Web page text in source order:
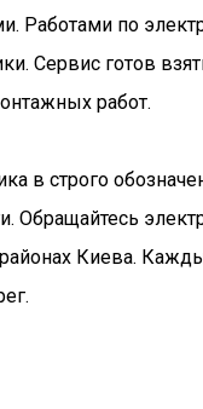
Работами по
Сервис готов
работ.
в строго
Обращайтесь
Киева.